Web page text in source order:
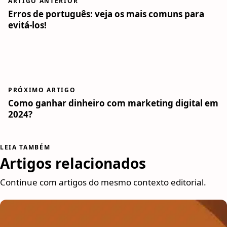
Erros de português: veja os mais comuns para
evitá-los!
PRÓXIMO ARTIGO
Como ganhar dinheiro com marketing digital em
2024?
LEIA TAMBÉM
Artigos relacionados
Continue com artigos do mesmo contexto editorial.